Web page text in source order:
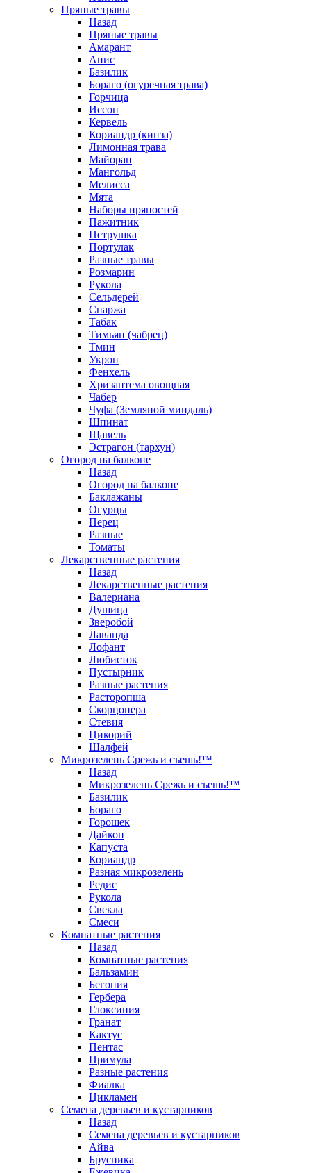
Пряные травы
Назад
Пряные травы
Амарант
Анис
Базилик
Бораго (огуречная трава)
Горчица
Иссоп
Кервель
Кориандр (кинза)
Лимонная трава
Майоран
Мангольд
Мелисса
Мята
Наборы пряностей
Пажитник
Петрушка
Портулак
Разные травы
Розмарин
Рукола
Сельдерей
Спаржа
Табак
Тимьян (чабрец)
Тмин
Укроп
Фенхель
Хризантема овощная
Чабер
Чуфа (Земляной миндаль)
Шпинат
Щавель
Эстрагон (тархун)
Огород на балконе
Назад
Огород на балконе
Баклажаны
Огурцы
Перец
Разные
Томаты
Лекарственные растения
Назад
Лекарственные растения
Валериана
Душица
Зверобой
Лаванда
Лофант
Любисток
Пустырник
Разные растения
Расторопша
Скорцонера
Стевия
Цикорий
Шалфей
Микрозелень Срежь и съешь!™
Назад
Микрозелень Срежь и съешь!™
Базилик
Бораго
Горошек
Дайкон
Капуста
Кориандр
Разная микрозелень
Редис
Рукола
Свекла
Смеси
Комнатные растения
Назад
Комнатные растения
Бальзамин
Бегония
Гербера
Глоксиния
Гранат
Кактус
Пентас
Примула
Разные растения
Фиалка
Цикламен
Семена деревьев и кустарников
Назад
Семена деревьев и кустарников
Айва
Брусника